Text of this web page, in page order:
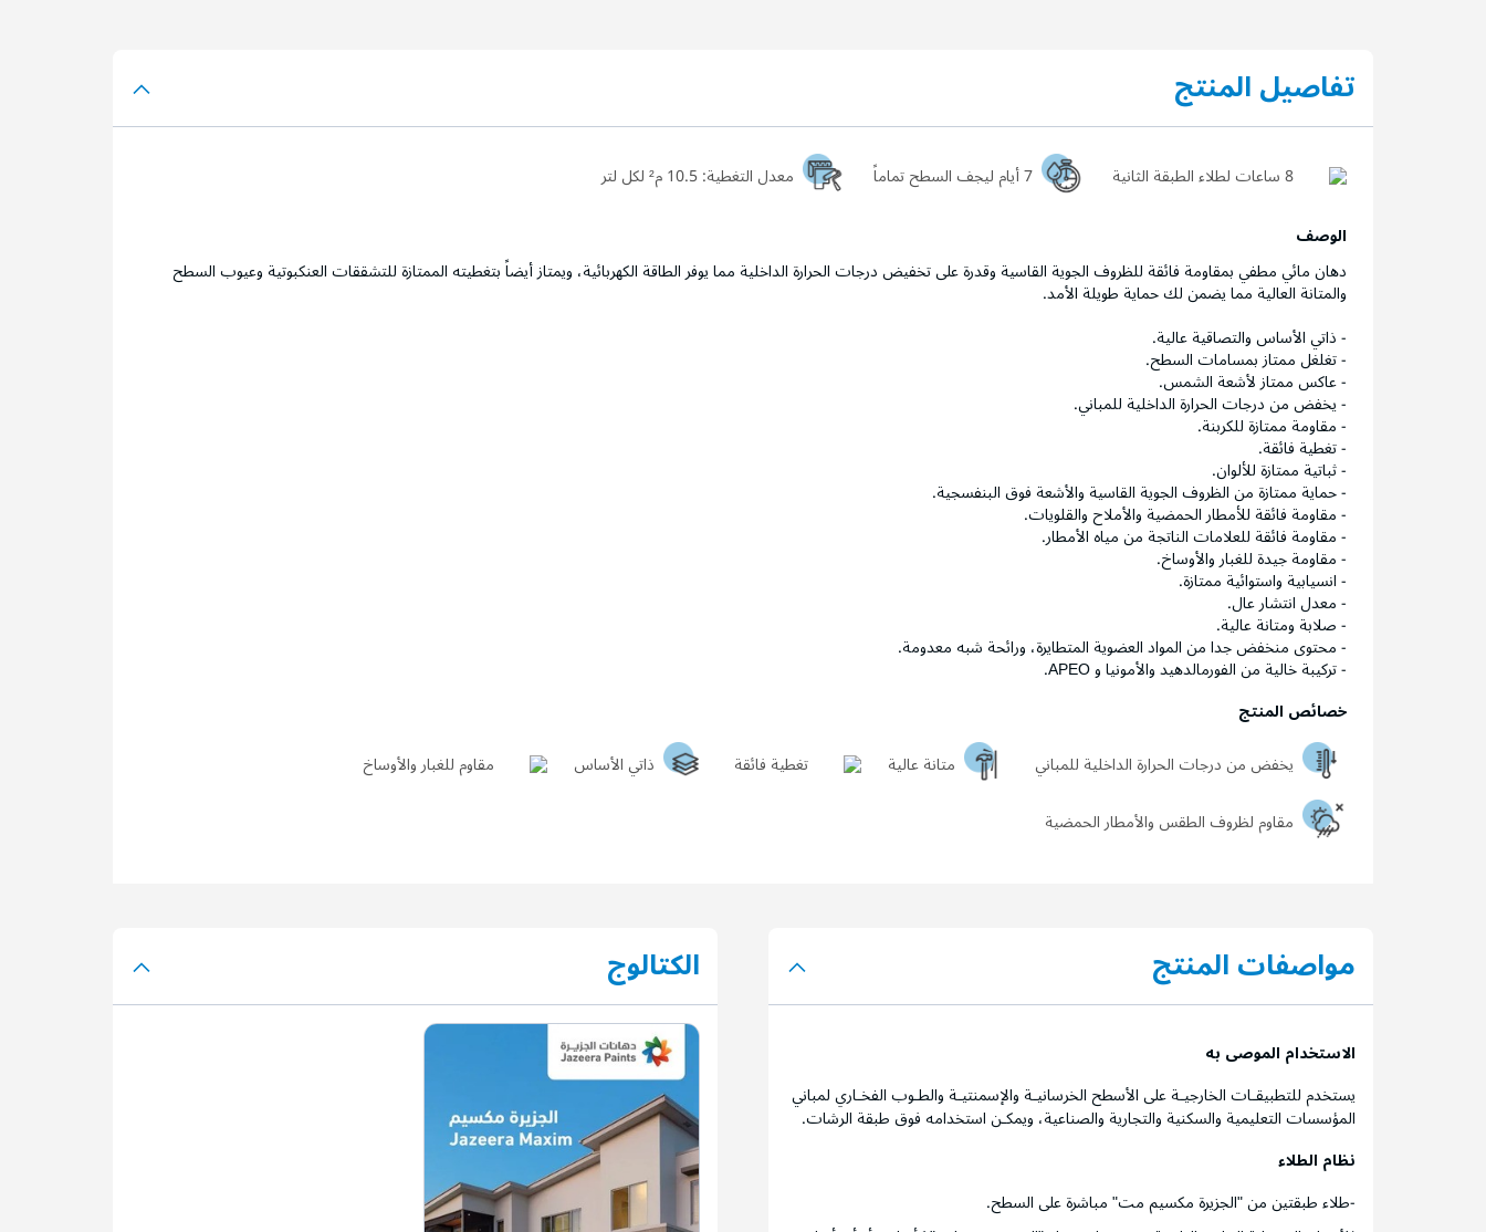
تفاصيل المنتج
8 ساعات لطلاء الطبقة الثانية 7 أيام ليجف السطح تماماً معدل التغطية:
الوصف
دهان مائي مطفي بمقاومة فائقة للظروف الجوية القاسية وقدرة على تخفيض درجات الحرارة الداخلية مما يوفر الطاقة الكهربائية، ويمتاز أيضاً بتغطيته الممتازة للتشققات العنكبوتية وعيوب السطح
والمتانة العالية مما يضمن لك حماية طويلة الأمد.
- ذاتي الأساس والتصاقية عالية.
- تغلغل ممتاز بمسامات السطح.
- عاكس ممتاز لأشعة الشمس.
- يخفض من درجات الحرارة الداخلية للمباني.
- مقاومة ممتازة للكربنة.
- تغطية فائقة.
- ثباتية ممتازة للألوان.
- حماية ممتازة من الظروف الجوية القاسية والأشعة فوق البنفسجية.
- مقاومة فائقة للأمطار الحمضية والأملاح والقلويات.
- مقاومة فائقة للعلامات الناتجة من مياه الأمطار.
- مقاومة جيدة للغبار والأوساخ.
- انسيابية واستوائية ممتازة.
- معدل انتشار عال.
- صلابة ومتانة عالية.
- محتوى منخفض جدا من المواد العضوية المتطايرة، ورائحة شبه معدومة.
- تركيبة خالية من الفورمالدهيد والأمونيا و APEO.
خصائص المنتج
يخفض من درجات الحرارة الداخلية للمباني
متانة عالية تغطية فائقة ذاتي الأساس
مقاوم للغبار والأوساخ
مقاوم لظروف الطقس والأمطار الحمضية
مواصفات المنتج
الاستخدام الموصى به
يستخدم للتطبيقـات الخارجيـة على الأسطح الخرسانيـة والإسمنتيـة والطـوب الفخـاري لمباني
المؤسسات التعليمية والسكنية والتجارية والصناعية، ويمكـن استخدامه فوق طبقة الرشات.
نظام الطلاء
-طلاء طبقتين من "الجزيرة مكسيم مت" مباشرة على السطح.
الكتالوج